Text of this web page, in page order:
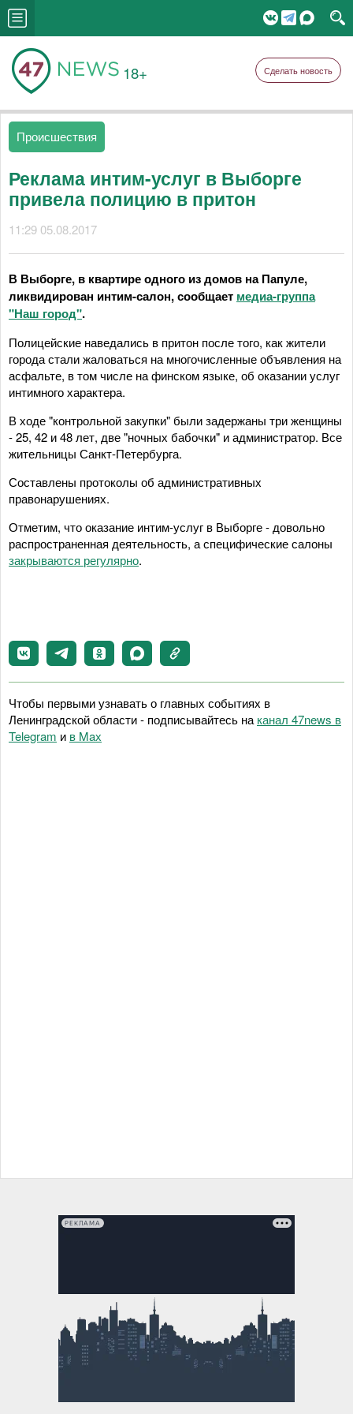
18+ Сделать новость
Происшествия
Реклама интим-услуг в Выборге
привела полицию в притон
11:29 05.08.2017
В Выборге, в квартире одного из домов на Папуле,
ликвидирован интим-салон, сообщает медиа-группа
"Наш город".
Полицейские наведались в притон после того, как жители
города стали жаловаться на многочисленные объявления на
асфальте, в том числе на финском языке, об оказании услуг
интимного характера.
В ходе "контрольной закупки" были задержаны три женщины
- 25, 42 и 48 лет, две "ночных бабочки" и администратор. Все
жительницы Санкт-Петербурга.
Составлены протоколы об административных
правонарушениях.
Отметим, что оказание интим-услуг в Выборге - довольно
распространенная деятельность, а специфические салоны
закрываются регулярно.
Чтобы первыми узнавать о главных событиях в
Ленинградской области - подписывайтесь на канал 47news в
Telegram и в Maх
РЕКЛАМА